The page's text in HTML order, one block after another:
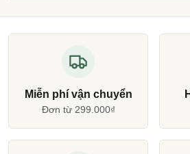
Miễn phí vận chuyển
Đơn từ 299.000₫